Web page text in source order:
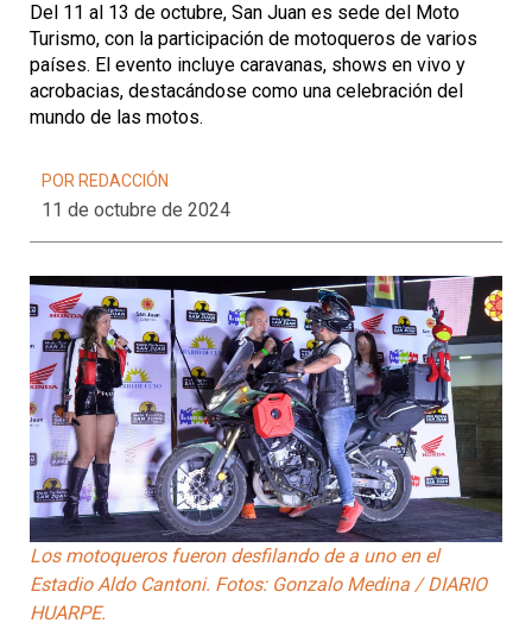
Del 11 al 13 de octubre, San Juan es sede del Moto
Turismo, con la participación de motoqueros de varios
países. El evento incluye caravanas, shows en vivo y
acrobacias, destacándose como una celebración del
mundo de las motos.
POR REDACCIÓN
11 de octubre de 2024
Los motoqueros fueron desfilando de a uno en el
Estadio Aldo Cantoni. Fotos: Gonzalo Medina / DIARIO
HUARPE.